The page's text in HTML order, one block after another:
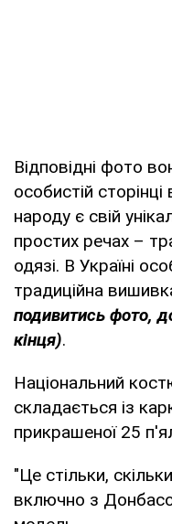
Відповідні фото
особистій сторінці
народу є свій
простих речах –
одязі. В Україні
традиційна
подивитись фото,
кінця).
Національний
складається із
прикрашеної 25
"Це стільки,
включно з